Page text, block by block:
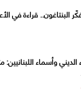
البنتاغون.. قراءة في
الديني وأسماء